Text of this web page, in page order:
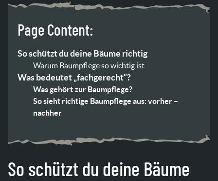
Page Content:
So schützt du deine Bäume richtig
Warum Baumpflege so wichtig ist
Was bedeutet „fachgerecht“?
Was gehört zur Baumpflege?
So sieht richtige Baumpflege aus: vorher –
nachher
So schützt du deine Bäume